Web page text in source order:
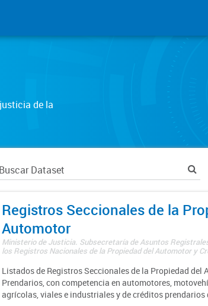
de la
Registros Seccionales de la
Automotor
Ministerio de Justicia. Subsecretaría de Asuntos
los Registros Nacionales de la Propiedad del Automotor y
Listados de Registros Seccionales de la Propiedad del
Prendarios, con competencia en automotores,
agrícolas, viales e industriales y de créditos prendarios